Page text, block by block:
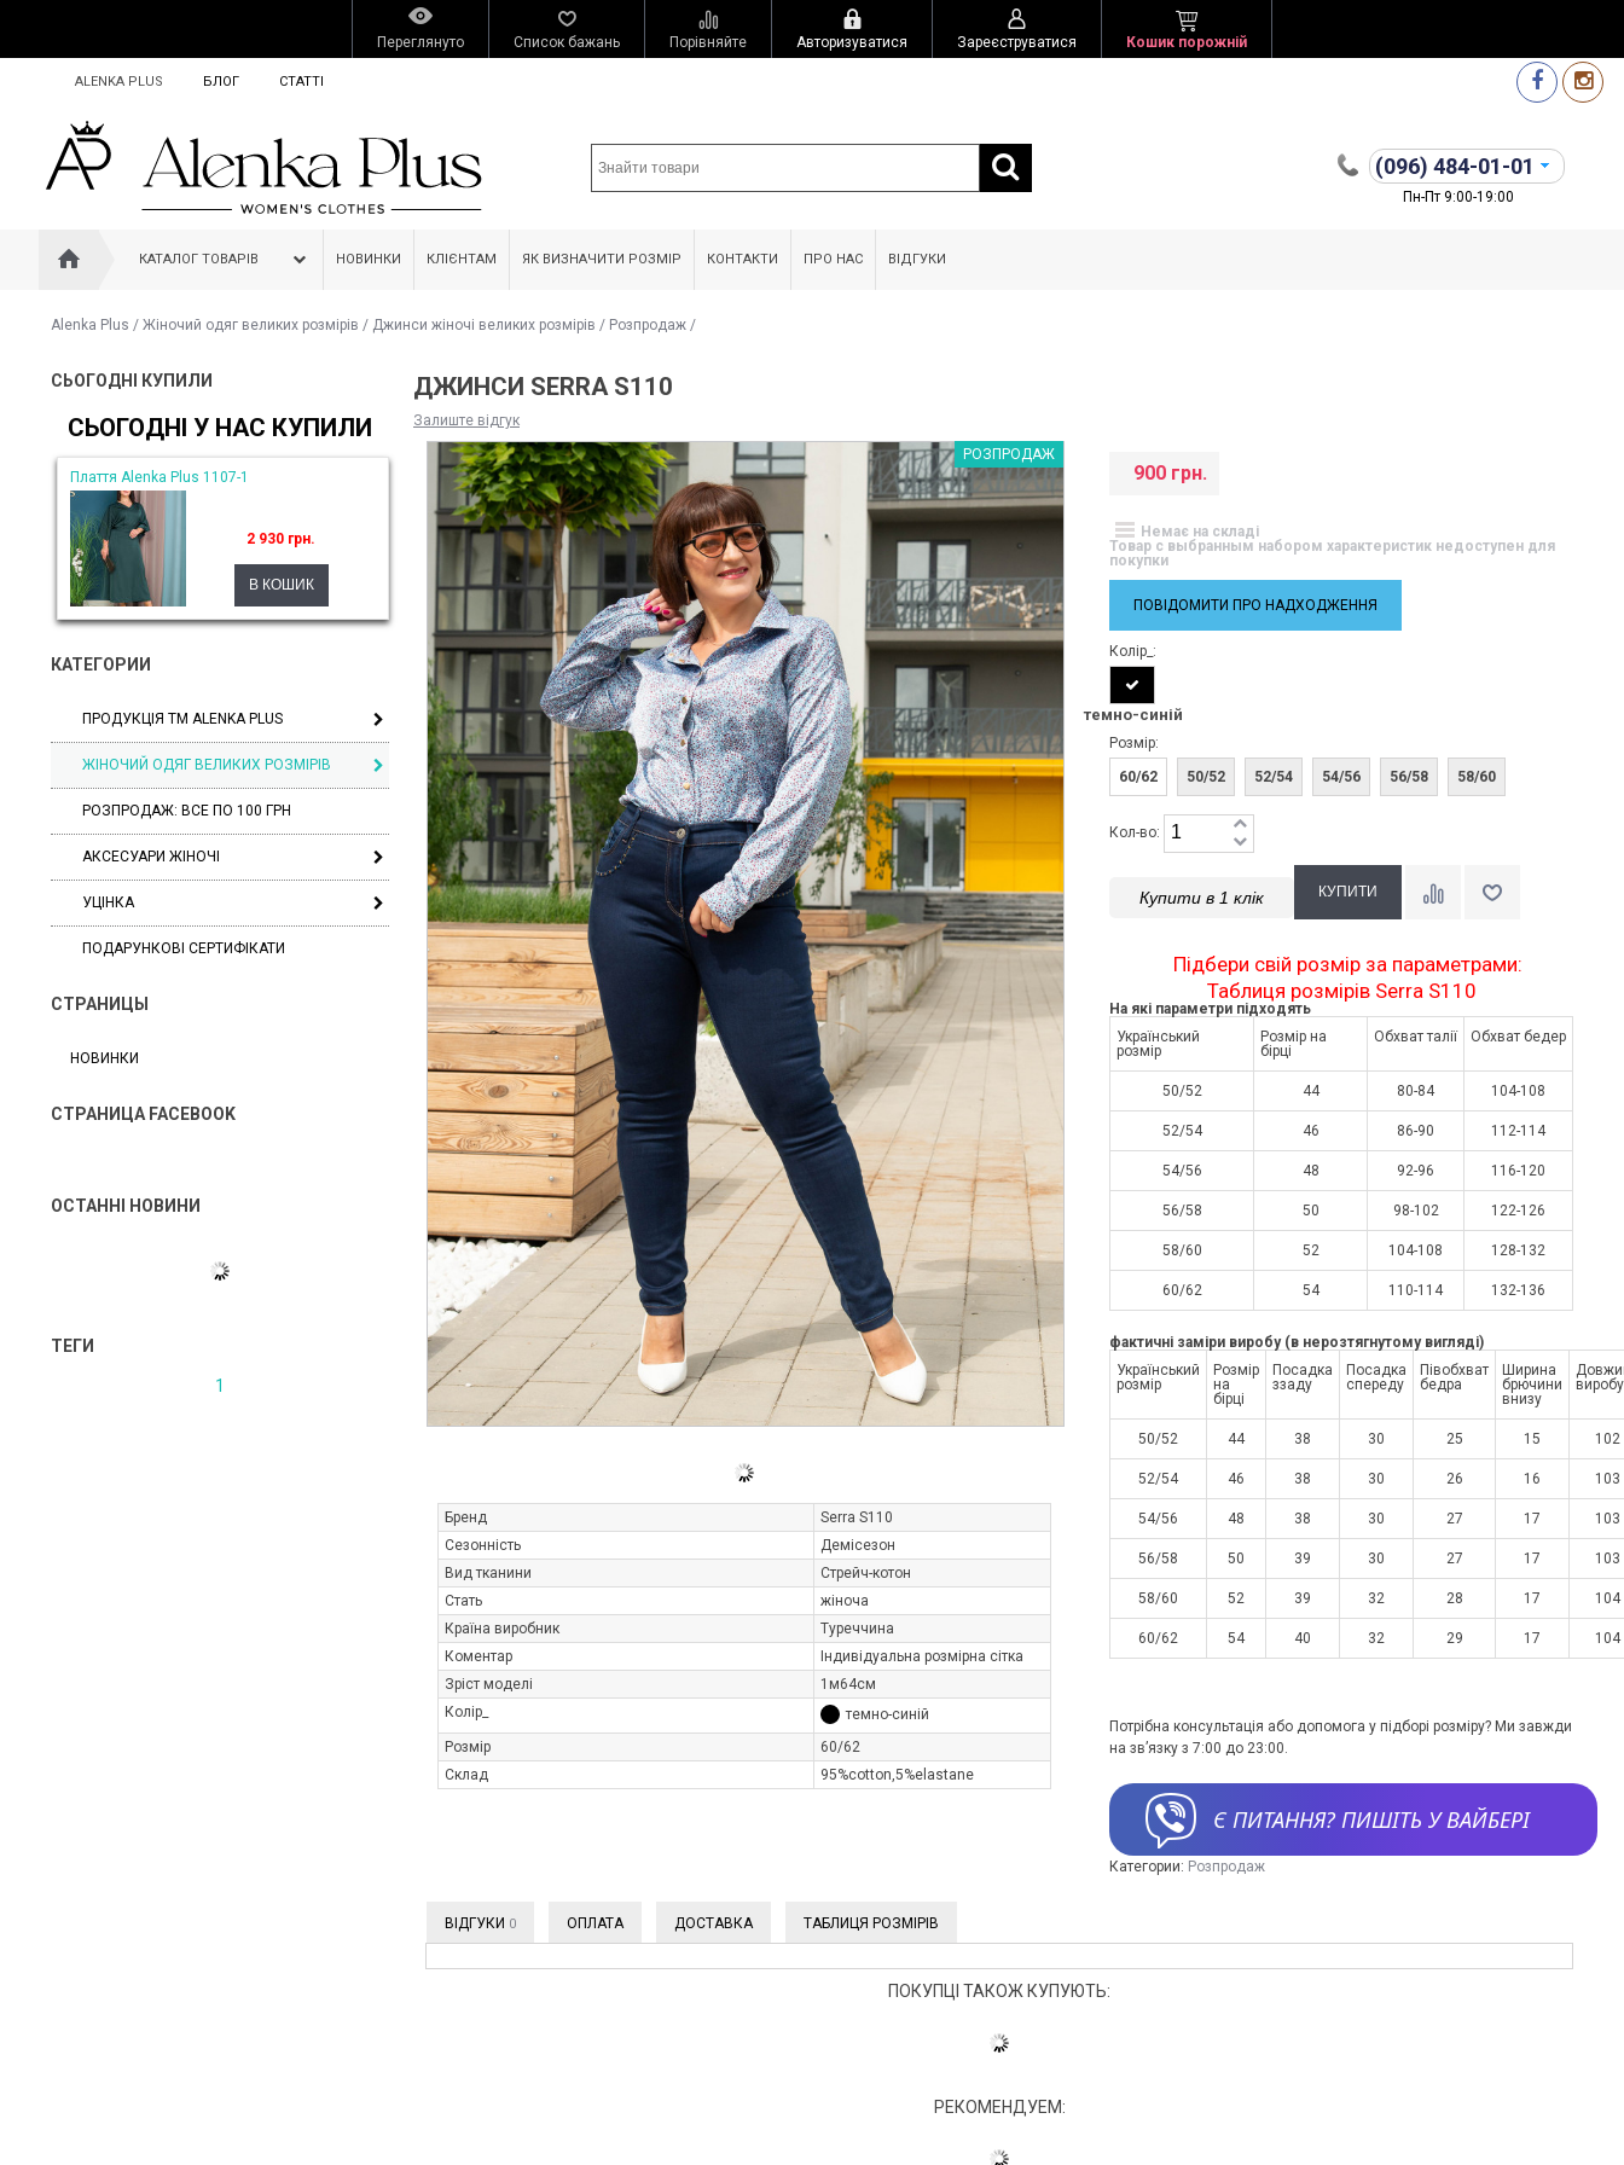
Переглянуто Список бажань Порівняйте Авторизуватися Зареєструватися Кошик порожній
ALENKA PLUS БЛОГ СТАТТІ
(096) 484-01-01
Пн-Пт 9:00-19:00
КАТАЛОГ ТОВАРІВ НОВИНКИ КЛІЄНТАМ ЯК ВИЗНАЧИТИ РОЗМІР КОНТАКТИ ПРО НАС ВІДГУКИ
Alenka Plus / Жіночий одяг великих розмірів / Джинси жіночі великих розмірів / Розпродаж /
СЬОГОДНІ КУПИЛИ
СЬОГОДНІ У НАС КУПИЛИ
Плаття Alenka Plus 1107-1
2 930 грн.
КАТЕГОРИИ
ПРОДУКЦІЯ ТМ ALENKA PLUS
ЖІНОЧИЙ ОДЯГ ВЕЛИКИХ РОЗМІРІВ
РОЗПРОДАЖ: ВСЕ ПО 100 ГРН
АКСЕСУАРИ ЖІНОЧІ
УЦІНКА
ПОДАРУНКОВІ СЕРТИФІКАТИ
СТРАНИЦЫ
НОВИНКИ
СТРАНИЦА FACEBOOK
ОСТАННІ НОВИНИ
ТЕГИ
1
ДЖИНСИ SERRA S110
Залиште відгук
РОЗПРОДАЖ
Бренд
Serra S110
Сезонність
Демісезон
Вид тканини
Стрейч-котон
Стать
жіноча
Країна виробник
Туреччина
Коментар
Індивідуальна розмірна сітка
Зріст моделі
1м64см
Колір_
темно-синій
Розмір
60/62
Склад
95%cotton,5%elastane
900 грн.
Немає на складі
Товар с выбранным набором характеристик недоступен для
покупки
ПОВІДОМИТИ ПРО НАДХОДЖЕННЯ
Колір_:
темно-синій
Розмір:
60/62
50/52 52/54 54/56 56/58 58/60
Кол-во:
Купити в 1 клік
Підбери свій розмір за параметрами:
Таблиця розмірів Serra S110
На які параметри підходять
Український
розмір
Розмір на
бірці
Обхват талії Обхват бедер
50/52 44 80-84 104-108
52/54 46 86-90 112-114
54/56 48 92-96 116-120
56/58 50 98-102 122-126
58/60 52 104-108 128-132
60/62 54 110-114 132-136
фактичні заміри виробу (в нерозтягнутому вигляді)
Український
розмір
Розмір
на
бірці
Посадка
ззаду
Посадка
спереду
Півобхват
бедра
Ширина
брючини
внизу
виробу
50/52 44 38 30 25 15 102
52/54 46 38 30 26 16 103
54/56 48 38 30 27 17 103
56/58 50 39 30 27 17 103
58/60 52 39 32 28 17 104
60/62 54 40 32 29 17 104
Потрібна консультація або допомога у підборі розміру? Ми завжди
на зв’язку з 7:00 до 23:00.
Є ПИТАННЯ? ПИШІТЬ У ВАЙБЕРІ
Категории: Розпродаж
ВІДГУКИ 0 ОПЛАТА ДОСТАВКА ТАБЛИЦЯ РОЗМІРІВ
ПОКУПЦІ ТАКОЖ КУПУЮТЬ:
РЕКОМЕНДУЕМ: